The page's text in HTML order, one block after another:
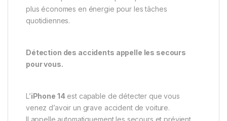
plus économes en énergie pour les tâches
quotidiennes.
Détection des accidents appelle les secours
pour vous.
L’iPhone 14est capable de détecter que vous
venez d’avoir un grave accident de voiture.
Il appelle automatiquement les secours et prévient